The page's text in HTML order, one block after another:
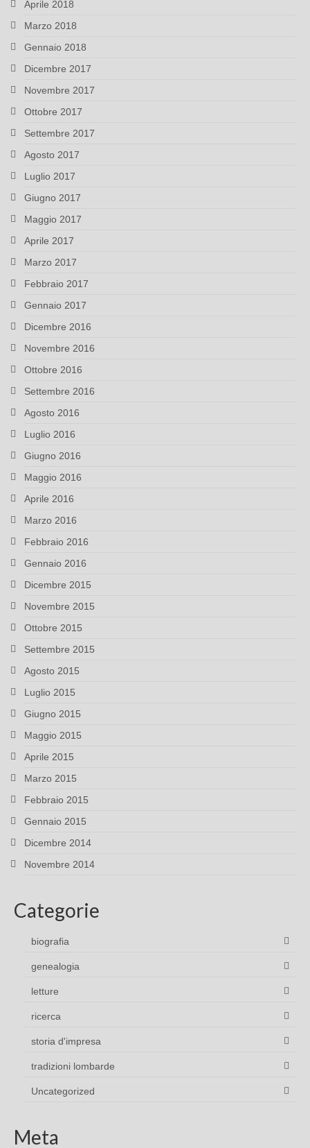
Aprile 2018
Marzo 2018
Gennaio 2018
Dicembre 2017
Novembre 2017
Ottobre 2017
Settembre 2017
Agosto 2017
Luglio 2017
Giugno 2017
Maggio 2017
Aprile 2017
Marzo 2017
Febbraio 2017
Gennaio 2017
Dicembre 2016
Novembre 2016
Ottobre 2016
Settembre 2016
Agosto 2016
Luglio 2016
Giugno 2016
Maggio 2016
Aprile 2016
Marzo 2016
Febbraio 2016
Gennaio 2016
Dicembre 2015
Novembre 2015
Ottobre 2015
Settembre 2015
Agosto 2015
Luglio 2015
Giugno 2015
Maggio 2015
Aprile 2015
Marzo 2015
Febbraio 2015
Gennaio 2015
Dicembre 2014
Novembre 2014
Categorie
biografia
genealogia
letture
ricerca
storia d'impresa
tradizioni lombarde
Uncategorized
Meta